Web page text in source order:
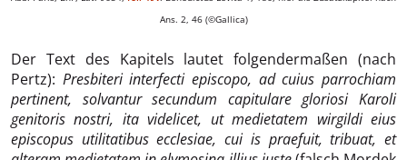
Ans. 2, 46 (©Gallica)
Der Text des Kapitels lautet folgendermaßen (nach
Pertz): Presbiteri interfecti episcopo, ad cuius parrochiam
pertinent, solvantur secundum capitulare gloriosi Karoli
genitoris nostri, ita videlicet, ut medietatem wirgildi eius
episcopus utilitatibus ecclesiae, cui is praefuit, tribuat, et